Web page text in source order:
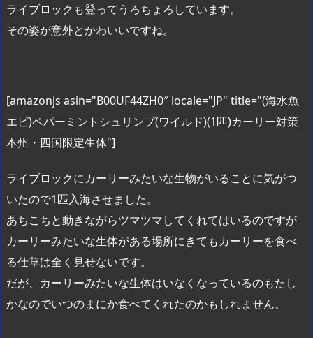
ライブロックも登ってうろちょろしています。
その姿が意外とかわいいですね。
[amazonjs asin="B00UF44ZH0″ locale="JP" title="(海水魚
エビ)ペパーミントシュリンプ(ワイルド)(1匹)カーリー対策
本州・四国限定生体"]
ライブロックにカーリーみたいな生物がいることに気がつ
いたので1匹入海させました。
あちこちと動きながらツマツマしてくれてはいるのですが
カーリーみたいな生体がある場所にきてもカーリーを食べ
る仕草は全く見せないです。
だが、カーリーみたいな生体はいなくなっているのもたし
かなのでいつのまにか食べてくれたのかもしれません。